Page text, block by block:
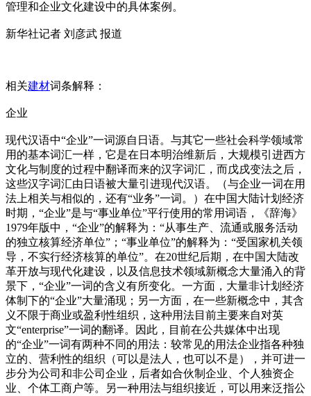
管理和企业文化建设中的具体案例。
新华社记者 刘彦武 报道
相关建材词条解释：
企业
现代汉语中“企业”一词源自日语。与其它一些社会科学领域常
用的基本词汇一样，它是在日本明治维新后，大规模引进西方
文化与制度的过程中翻译而来的汉字词汇，而戊戌变法之后，
这些汉字词汇由日语被大量引进现代汉语。（与企业一词在用
法上相关与相似的，还有“业务”一词。）在中国大陆计划经济
时期，“企业”是与“事业单位”平行使用的常用词语，《辞海》
1979年版中，“企业”的解释为：“从事生产、流通或服务活动
的独立核算经济单位”；“事业单位”的解释为：“受国家机关领
导，不实行经济核算的单位”。在20世纪后期，在中国大陆改
革开放与现代化建设，以及信息技术领域新概念大量涌入的背
景下，“企业”一词的含义有所变化。一方面，大量非计划经济
体制下的“企业”大量涌现；另一方面，在一些新概念中，其含
义不限于商业或盈利性组织，这种用法目前主要来自对英
文“enterprise”一词的翻译。因此，目前在公共媒体中出现
的“企业”一词有两种不同的用法：较常见的用法企业指各种独
立的、营利性的组织（可以是法人，也可以不是），并可进一
步分为公司和非公司企业，后者如合伙制企业、个人独资企
业、个体工商户等。另一种用法与组织接近，可以用来泛指公